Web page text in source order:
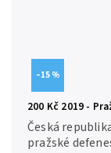
–15 %
200 Kč 2019 -
Česká
pražské